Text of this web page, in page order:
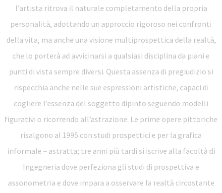
l’artista ritrova il naturale completamento della propria
personalità, adottando un approccio rigoroso nei confronti
della vita, ma anche una visione multiprospettica della realtà,
che lo porterà ad avvicinarsi a qualsiasi disciplina da piani e
punti di vista sempre diversi. Questa assenza di pregiudizio si
rispecchia anche nelle sue espressioni artistiche, capaci di
cogliere l’essenza del soggetto dipinto seguendo modelli
figurativi o ricorrendo all’astrazione. Le prime opere pittoriche
risalgono al 1995 con studi prospettici e per la grafica
informale – astratta; tre anni più tardi si iscrive alla facoltà di
Ingegneria dove perfeziona gli studi di prospettiva e
assonometria e dove impara a osservare la realtà circostante